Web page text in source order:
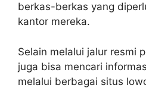
berkas-berkas yang
kantor mereka.
Selain melalui jalur resmi
juga bisa mencari
melalui berbagai situs